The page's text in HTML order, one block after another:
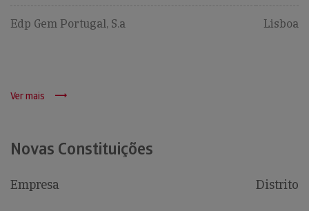
Edp Gem Portugal, S.a Lisboa
Ver mais
Novas Constituições
Empresa Distrito